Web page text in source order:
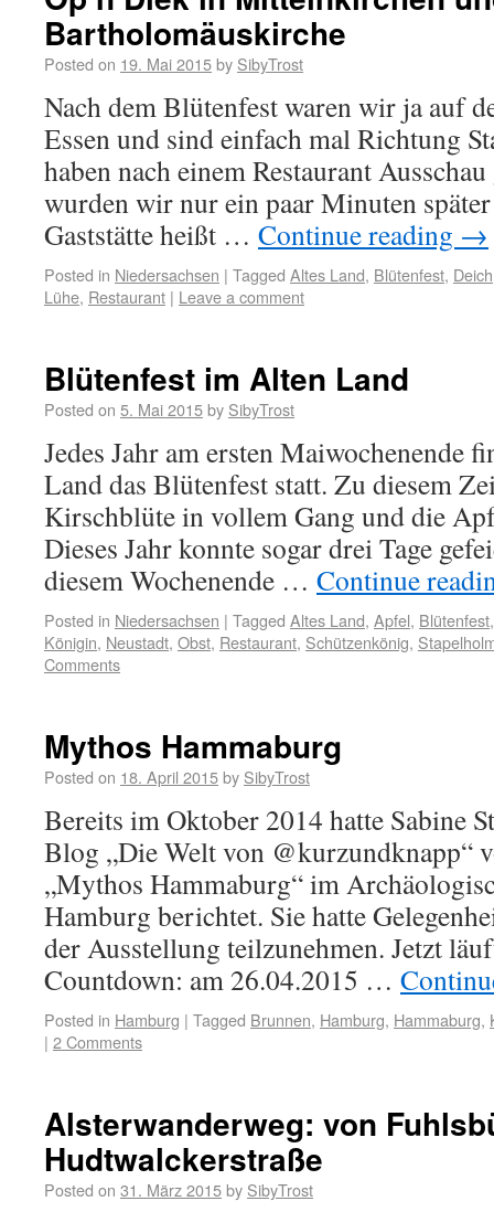
Bartholomäuskirche
Posted on 19. Mai 2015by SibyTrost
Nach dem Blütenfest waren wir ja auf
Essen und sind einfach mal Richtung
haben nach einem Restaurant
wurden wir nur ein paar Minuten
Gaststätte heißt … Continue reading →
Posted in Niedersachsen | Tagged Altes Land, Blütenfest, Deich
Lühe, Restaurant | Leave a comment
Blütenfest im Alten Land
Posted on 5. Mai 2015by SibyTrost
Jedes Jahr am ersten Maiwochenende
Land das Blütenfest statt. Zu diesem
Kirschblüte in vollem Gang und die
Dieses Jahr konnte sogar drei Tage
diesem Wochenende … Continue
Posted in Niedersachsen | Tagged Altes Land, Apfel, Blütenfest
Königin, Neustadt, Obst, Restaurant, Schützenkönig,
Comments
Mythos Hammaburg
Posted on 18. April 2015by SibyTrost
Bereits im Oktober 2014 hatte Sabine
Blog „Die Welt von @kurzundknapp“
„Mythos Hammaburg“ im
Hamburg berichtet. Sie hatte
der Ausstellung teilzunehmen. Jetzt
Countdown: am 26.04.2015 …
Posted in Hamburg | Tagged Brunnen, Hamburg, Hammaburg,
| 2 Comments
Alsterwanderweg: von
Hudtwalckerstraße
Posted on 31. März 2015by SibyTrost